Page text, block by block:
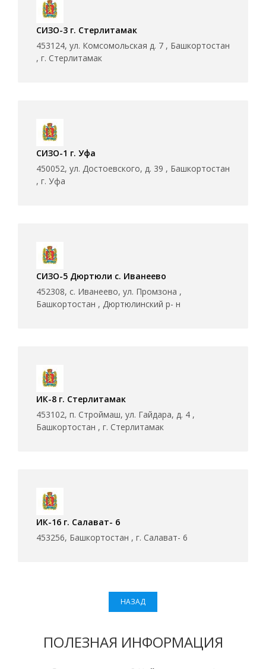
СИЗО-3 г. Стерлитамак
453124, ул. Комсомольская д. 7 , Башкортостан
, г. Стерлитамак
СИЗО-1 г. Уфа
450052, ул. Достоевского, д. 39 , Башкортостан
, г. Уфа
СИЗО-5 Дюртюли с. Иванеево
452308, с. Иванеево, ул. Промзона ,
Башкортостан , Дюртюлинский р- н
ИК-8 г. Стерлитамак
453102, п. Строймаш, ул. Гайдара, д. 4 ,
Башкортостан , г. Стерлитамак
ИК-16 г. Салават- 6
453256, Башкортостан , г. Салават- 6
НАЗАД
ПОЛЕЗНАЯ ИНФОРМАЦИЯ